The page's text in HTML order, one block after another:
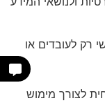
רק לעובדים או
לצורך מימוש